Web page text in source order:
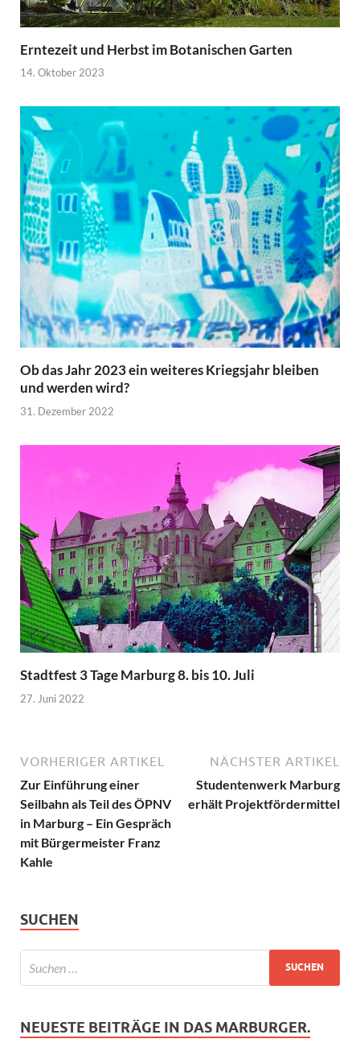
Erntezeit und Herbst im Botanischen Garten
14. Oktober 2023
Ob das Jahr 2023 ein weiteres Kriegsjahr bleiben
und werden wird?
31. Dezember 2022
Stadtfest 3 Tage Marburg 8. bis 10. Juli
27. Juni 2022
VORHERIGER ARTIKEL
Zur Einführung einer
Seilbahn als Teil des ÖPNV
in Marburg – Ein Gespräch
mit Bürgermeister Franz
Kahle
NÄCHSTER ARTIKEL
Studentenwerk Marburg
erhält Projektfördermittel
SUCHEN
NEUESTE BEITRÄGE IN DAS MARBURGER.